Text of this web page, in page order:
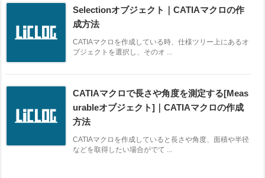
Selectionオブジェクト｜CATIAマクロの作
成方法
CATIAマクロを作成している時、仕様ツリー上にあるオ
ブジェクトを選択し、そのオ ...
CATIAマクロで長さや角度を測定する[Meas
urableオブジェクト]｜CATIAマクロの作成
方法
CATIAマクロを作成していると長さや角度、面積や半径
などを取得したい場合がでて ...